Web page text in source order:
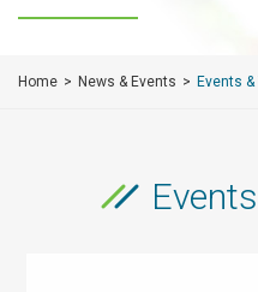
Home News & Events Events